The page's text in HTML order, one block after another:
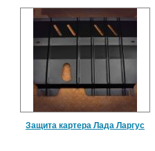
Защита картера Лада Ларгус